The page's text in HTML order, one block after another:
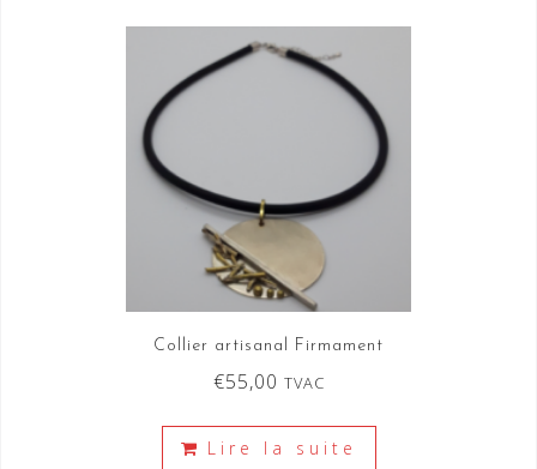
Collier artisanal Firmament
€55,00 TVAC
Lire la suite